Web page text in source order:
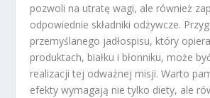
pozwoli na utratę wagi, ale również
odpowiednie składniki odżywcze.
przemyślanego jadłospisu, który
produktach, białku i błonniku, może
realizacji tej odważnej misji. Warto
efekty wymagają nie tylko diety, ale